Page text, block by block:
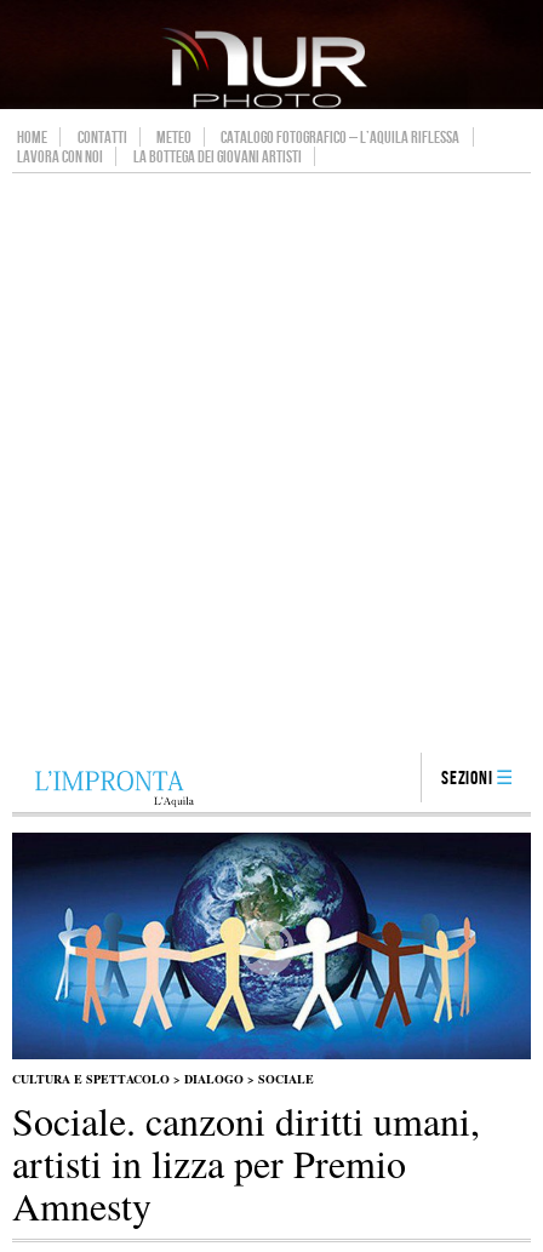
HOME CONTATTI METEO
CATALOGO FOTOGRAFICO – L’AQUILA RIFLESSA
LAVORA CON NOI
LA BOTTEGA DEI GIOVANI ARTISTI
Sezioni
CULTURA E SPETTACOLO > DIALOGO > SOCIALE
Sociale. canzoni diritti umani,
artisti in lizza per Premio
Amnesty